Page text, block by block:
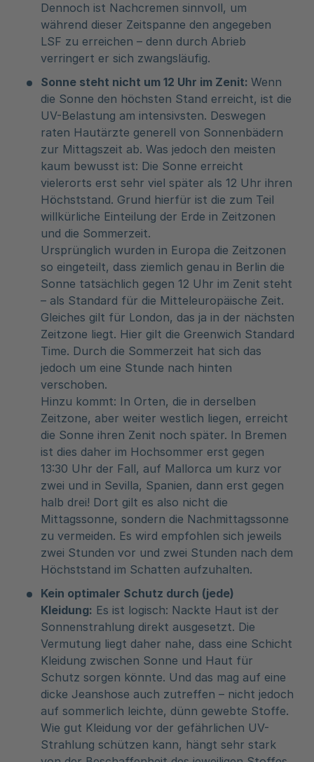
Dennoch ist Nachcremen sinnvoll, um
während dieser Zeitspanne den angegeben
LSF zu erreichen – denn durch Abrieb
verringert er sich zwangsläufig.
Sonne steht nicht um 12 Uhr im Zenit: Wenn
die Sonne den höchsten Stand erreicht, ist die
UV-Belastung am intensivsten. Deswegen
raten Hautärzte generell von Sonnenbädern
zur Mittagszeit ab. Was jedoch den meisten
kaum bewusst ist: Die Sonne erreicht
vielerorts erst sehr viel später als 12 Uhr ihren
Höchststand. Grund hierfür ist die zum Teil
willkürliche Einteilung der Erde in Zeitzonen
und die Sommerzeit.
Ursprünglich wurden in Europa die Zeitzonen
so eingeteilt, dass ziemlich genau in Berlin die
Sonne tatsächlich gegen 12 Uhr im Zenit steht
– als Standard für die Mitteleuropäische Zeit.
Gleiches gilt für London, das ja in der nächsten
Zeitzone liegt. Hier gilt die Greenwich Standard
Time. Durch die Sommerzeit hat sich das
jedoch um eine Stunde nach hinten
verschoben.
Hinzu kommt: In Orten, die in derselben
Zeitzone, aber weiter westlich liegen, erreicht
die Sonne ihren Zenit noch später. In Bremen
ist dies daher im Hochsommer erst gegen
13:30 Uhr der Fall, auf Mallorca um kurz vor
zwei und in Sevilla, Spanien, dann erst gegen
halb drei! Dort gilt es also nicht die
Mittagssonne, sondern die Nachmittagssonne
zu vermeiden. Es wird empfohlen sich jeweils
zwei Stunden vor und zwei Stunden nach dem
Höchststand im Schatten aufzuhalten.
Kein optimaler Schutz durch (jede)
Kleidung: Es ist logisch: Nackte Haut ist der
Sonnenstrahlung direkt ausgesetzt. Die
Vermutung liegt daher nahe, dass eine Schicht
Kleidung zwischen Sonne und Haut für
Schutz sorgen könnte. Und das mag auf eine
dicke Jeanshose auch zutreffen – nicht jedoch
auf sommerlich leichte, dünn gewebte Stoffe.
Wie gut Kleidung vor der gefährlichen UV-
Strahlung schützen kann, hängt sehr stark